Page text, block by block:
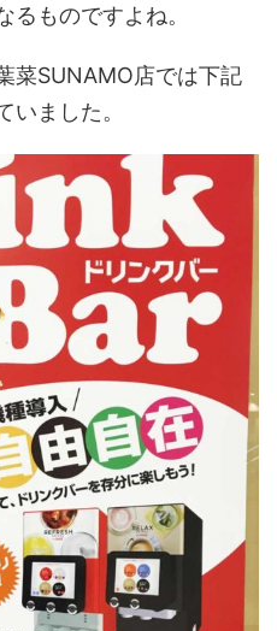
るものですよね。
菜SUNAMO店では下記
いました。